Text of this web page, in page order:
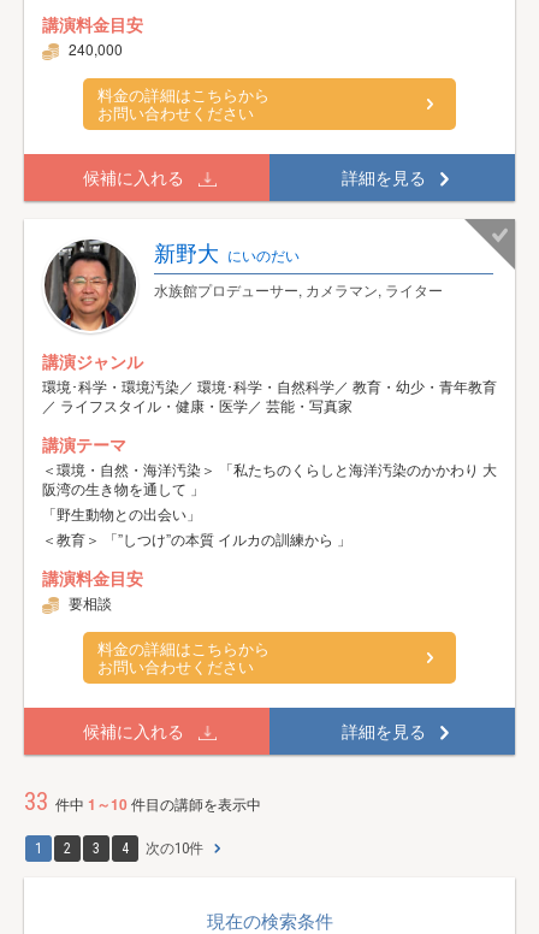
講演料金目安
240,000
料金の詳細はこちらから
お問い合わせください
候補に入れる 詳細を見る
新野大 にいのだい
水族館プロデューサー, カメラマン, ライター
講演ジャンル
環境･科学・環境汚染／ 環境･科学・自然科学／ 教育・幼少・青年教育
／ ライフスタイル・健康・医学／ 芸能・写真家
講演テーマ
＜環境・自然・海洋汚染＞ 「私たちのくらしと海洋汚染のかかわり 大
阪湾の生き物を通して 」
「野生動物との出会い」
＜教育＞ 「”しつけ”の本質 イルカの訓練から 」
講演料金目安
要相談
料金の詳細はこちらから
お問い合わせください
候補に入れる 詳細を見る
33 件中 1～10件目の講師を表示中
1 2 3 4 次の10件
現在の検索条件